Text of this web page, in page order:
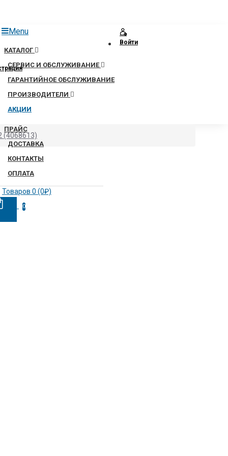
Menu
КАТАЛОГ
СЕРВИС И ОБСЛУЖИВАНИЕ
ГАРАНТИЙНОЕ ОБСЛУЖИВАНИЕ
ПРОИЗВОДИТЕЛИ
АКЦИИ
ПРАЙС
ДОСТАВКА
КОНТАКТЫ
ОПЛАТА
Товаров 0 (0₽)
0
Войти
(4068613)